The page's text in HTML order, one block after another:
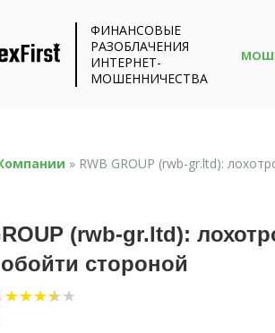
ФИНАНСОВЫЕ
РАЗОБЛАЧЕНИЯ
ИНТЕРНЕТ-
МОШЕННИЧЕСТВА
» RWB GROUP (rwb-gr.ltd):
(rwb-gr.ltd):
стороной
★★★★
★★